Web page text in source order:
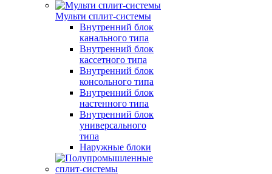
Мульти сплит-системы
Внутренний блок
канального типа
Внутренний блок
кассетного типа
Внутренний блок
консольного типа
Внутренний блок
настенного типа
Внутренний блок
универсального
типа
Наружные блоки